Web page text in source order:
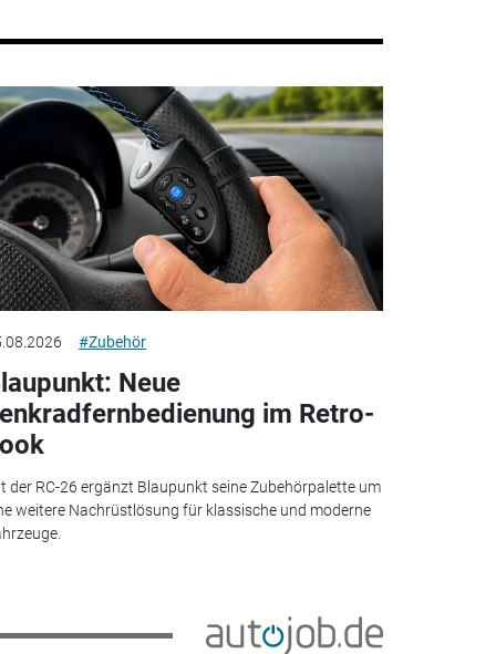
#Zubehör
Neue
im Retro-
der RC-26 ergänzt Blaupunkt seine Zubehörpalette um
weitere Nachrüstlösung für klassische und moderne